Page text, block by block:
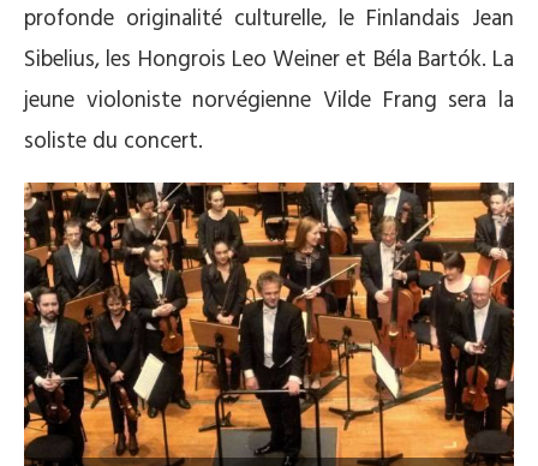
profonde originalité culturelle, le Finlandais Jean
Sibelius, les Hongrois Leo Weiner et Béla Bartók. La
jeune violoniste norvégienne Vilde Frang sera la
soliste du concert.